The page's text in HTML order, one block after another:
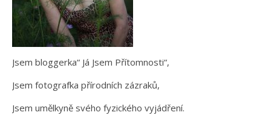
Jsem bloggerka“ Já Jsem Přítomnosti“,
Jsem fotografka přírodních zázraků,
Jsem umělkyně svého fyzického vyjádření.